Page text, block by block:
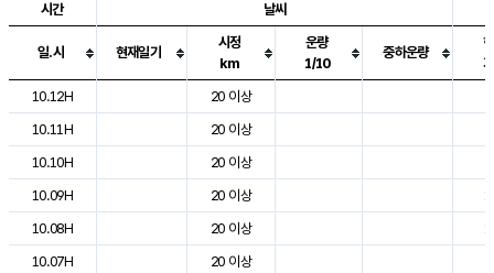
도시별 기상실황표로 지점, 날씨, 기온, 강수, 바람, 기압등을 안내한 표입
시간 날씨
일.시 현재일기
시정
km
운량
1/10
중하운량
10.12H
20 이상
10.11H
20 이상
10.10H
20 이상
10.09H
20 이상
10.08H
20 이상
10.07H
20 이상